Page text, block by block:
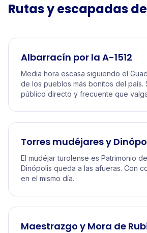
Rutas y escapadas
Albarracín por la A-1512
Media hora escasa siguiendo el
de los pueblos más bonitos del país.
público directo y frecuente que
Torres mudéjares y
El mudéjar turolense es Patrimonio
Dinópolis queda a las afueras. Con
en el mismo día.
Maestrazgo y Mora de